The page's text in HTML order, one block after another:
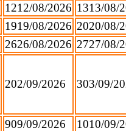
1212/08/2026 1313/08/
1919/08/2026 2020/08/
2626/08/2026 2727/08/
202/09/2026 303/09/
909/09/2026 1010/09/